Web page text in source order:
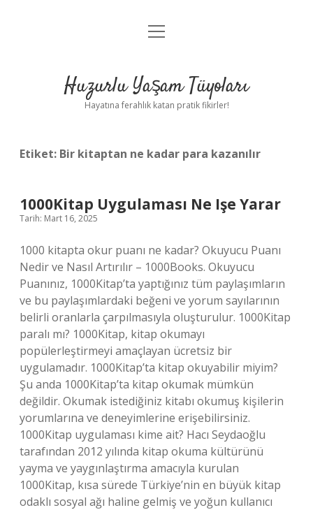
Anasayfa
Yasal Uyarı
menüyü
Huzurlu Yaşam Tüyoları
Hayatına ferahlık katan pratik fikirler!
Etiket: Bir kitaptan ne kadar para kazanılır
1000Kitap Uygulaması Ne Işe Yarar
Tarih: Mart 16, 2025
1000 kitapta okur puanı ne kadar? Okuyucu Puanı
Nedir ve Nasıl Artırılır – 1000Books. Okuyucu
Puanınız, 1000Kitap’ta yaptığınız tüm paylaşımların
ve bu paylaşımlardaki beğeni ve yorum sayılarının
belirli oranlarla çarpılmasıyla oluşturulur. 1000Kitap
paralı mı? 1000Kitap, kitap okumayı
popülerleştirmeyi amaçlayan ücretsiz bir
uygulamadır. 1000Kitap’ta kitap okuyabilir miyim?
Şu anda 1000Kitap’ta kitap okumak mümkün
değildir. Okumak istediğiniz kitabı okumuş kişilerin
yorumlarına ve deneyimlerine erişebilirsiniz.
1000Kitap uygulaması kime ait? Hacı Seydaoğlu
tarafından 2012 yılında kitap okuma kültürünü
yayma ve yaygınlaştırma amacıyla kurulan
1000Kitap, kısa sürede Türkiye’nin en büyük kitap
odaklı sosyal ağı haline gelmiş ve yoğun kullanıcı